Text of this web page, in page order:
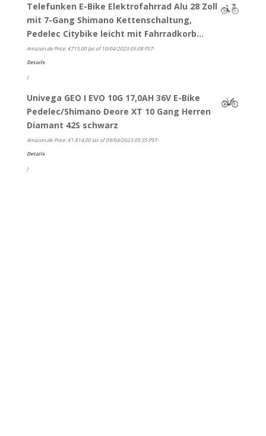
Telefunken E-Bike Elektrofahrrad Alu 28 Zoll
mit 7-Gang Shimano Kettenschaltung,
Pedelec Citybike leicht mit Fahrradkorb…
Amazon.de Price:€715,00(as of 10/04/2023 05:08 PST-
Details
)
Univega GEO I EVO 10G 17,0AH 36V E-Bike
Pedelec/Shimano Deore XT 10 Gang Herren
Diamant 42S schwarz
Amazon.de Price:€1.814,00(as of 09/04/2023 05:35 PST-
Details
)